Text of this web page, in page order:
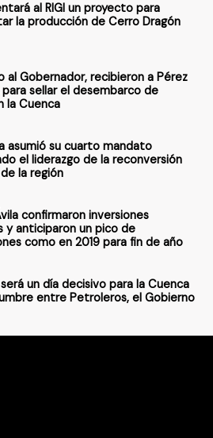
al RIGI un proyecto para
la producción de Cerro Dragón
al Gobernador, recibieron a Pérez
sellar el desembarco de
la Cuenca
asumió su cuarto mandato
el liderazgo de la reconversión
la región
confirmaron inversiones
y anticiparon un pico de
como en 2019 para fin de año
un día decisivo para la Cuenca
entre Petroleros, el Gobierno